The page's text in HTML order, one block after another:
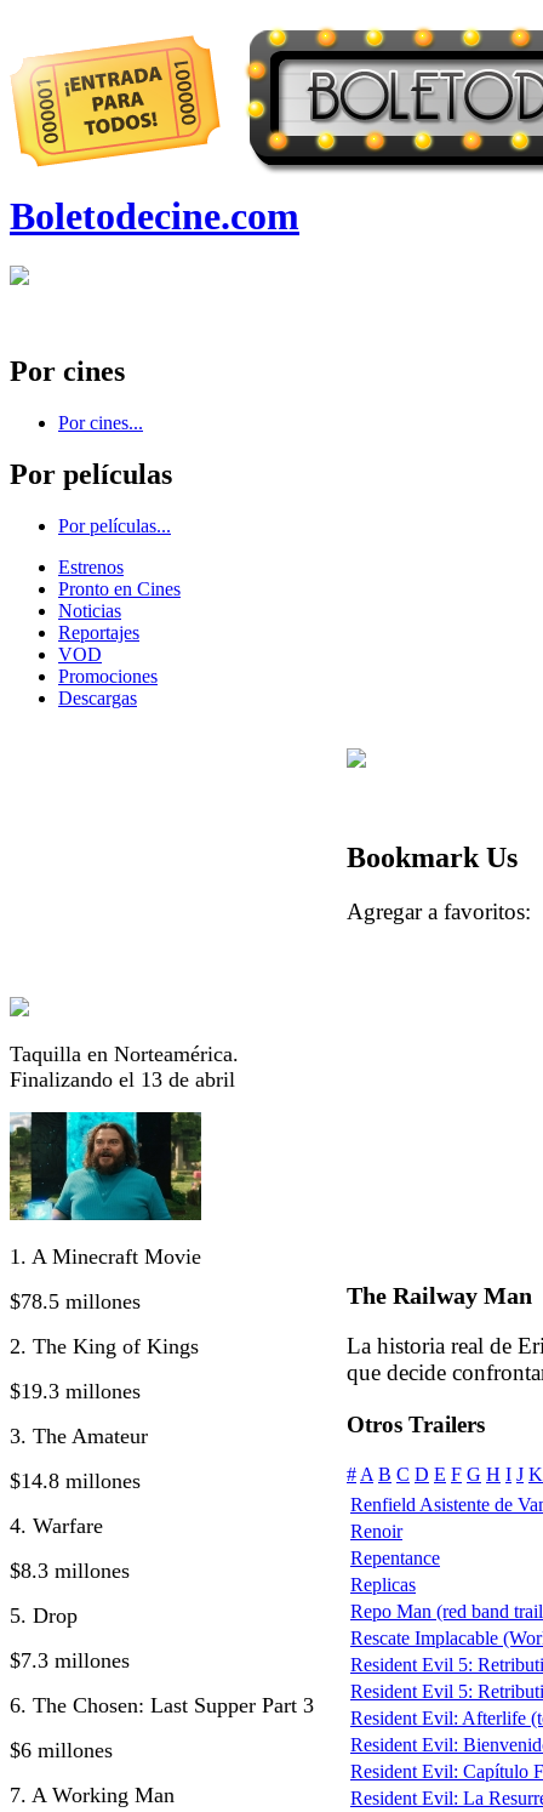
Boletodecine.com
Por cines
Por cines...
Por películas
Por películas...
Estrenos
Pronto en Cines
Noticias
Reportajes
VOD
Promociones
Descargas
Taquilla en Norteamérica.
Finalizando el 13 de abril
1. A Minecraft Movie
$78.5 millones
2. The King of Kings
$19.3 millones
3. The Amateur
$14.8 millones
4. Warfare
$8.3 millones
5. Drop
$7.3 millones
6. The Chosen: Last Supper Part 3
$6 millones
7. A Working Man
Bookmark Us
Agregar a
The Railway Man
La historia real de
que decide
Otros Trailers
# A B C D E F G H I J K
Renfield Asistente de
Renoir
Repentance
Replicas
Repo Man (red band
Rescate Implacable
Resident Evil 5:
Resident Evil 5:
Resident Evil: Afterlife
Resident Evil:
Resident Evil: Capítulo
Resident Evil: La